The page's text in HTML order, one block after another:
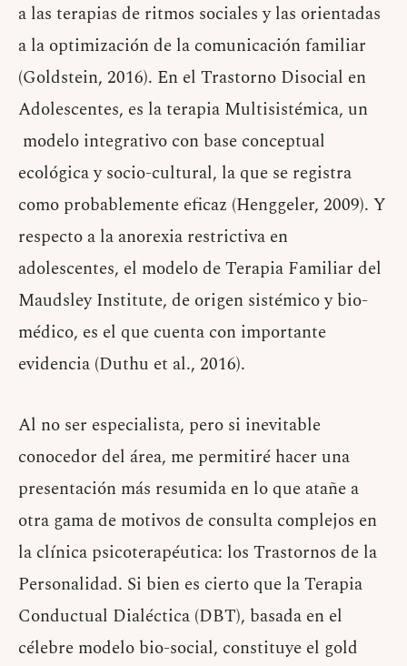
a las terapias de ritmos sociales y las orientadas
a la optimización de la comunicación familiar
(Goldstein, 2016). En el Trastorno Disocial en
Adolescentes, es la terapia Multisistémica, un
modelo integrativo con base conceptual
ecológica y socio-cultural, la que se registra
como probablemente eficaz (Henggeler, 2009). Y
respecto a la anorexia restrictiva en
adolescentes, el modelo de Terapia Familiar del
Maudsley Institute, de origen sistémico y bio-
médico, es el que cuenta con importante
evidencia (Duthu et al., 2016).
Al no ser especialista, pero si inevitable
conocedor del área, me permitiré hacer una
presentación más resumida en lo que atañe a
otra gama de motivos de consulta complejos en
la clínica psicoterapéutica: los Trastornos de la
Personalidad. Si bien es cierto que la Terapia
Conductual Dialéctica (DBT), basada en el
célebre modelo bio-social, constituye el gold